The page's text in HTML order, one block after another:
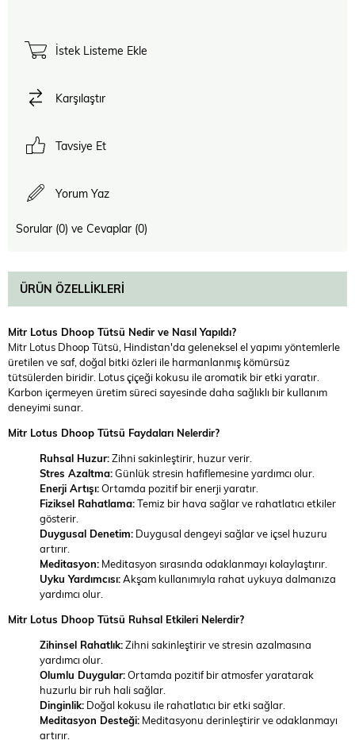
İstek Listeme Ekle
Karşılaştır
Tavsiye Et
Yorum Yaz
Sorular (0) ve Cevaplar (0)
ÜRÜN ÖZELLIKLERI
Mitr Lotus Dhoop Tütsü Nedir ve Nasıl Yapıldı?
Mitr Lotus Dhoop Tütsü, Hindistan'da geleneksel el yapımı yöntemlerle
üretilen ve saf, doğal bitki özleri ile harmanlanmış kömürsüz
tütsülerden biridir. Lotus çiçeği kokusu ile aromatik bir etki yaratır.
Karbon içermeyen üretim süreci sayesinde daha sağlıklı bir kullanım
deneyimi sunar.
Mitr Lotus Dhoop Tütsü Faydaları Nelerdir?
Ruhsal Huzur:Zihni sakinleştirir, huzur verir.
Stres Azaltma:Günlük stresin hafiflemesine yardımcı olur.
Enerji Artışı:Ortamda pozitif bir enerji yaratır.
Fiziksel Rahatlama:Temiz bir hava sağlar ve rahatlatıcı etkiler
gösterir.
Duygusal Denetim: Duygusal dengeyi sağlar ve içsel huzuru
artırır.
Meditasyon: Meditasyon sırasında odaklanmayı kolaylaştırır.
Uyku Yardımcısı:Akşam kullanımıyla rahat uykuya dalmanıza
yardımcı olur.
Mitr Lotus Dhoop Tütsü Ruhsal Etkileri Nelerdir?
Zihinsel Rahatlık:Zihni sakinleştirir ve stresin azalmasına
yardımcı olur.
Olumlu Duygular:Ortamda pozitif bir atmosfer yaratarak
huzurlu bir ruh hali sağlar.
Dinginlik: Doğal kokusu ile rahatlatıcı bir etki sağlar.
Meditasyon Desteği: Meditasyonu derinleştirir ve odaklanmayı
artırır.